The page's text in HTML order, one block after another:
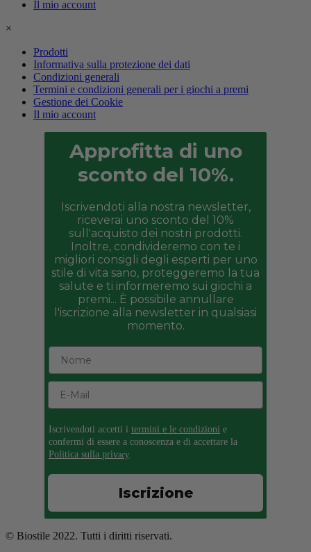
Il mio account
×
Prodotti
Informativa sulla protezione dei dati
Condizioni generali
Termini e condizioni generali per i giochi a premi
Gestione dei Cookie
Il mio account
Approfitta di uno
sconto del 10%.
Iscrivendoti alla nostra newsletter,
riceverai uno sconto del 10%
sull'acquisto dei nostri prodotti.
Inoltre, condivideremo con te i
migliori consigli degli esperti per uno
stile di vita sano, proteggeremo la tua
salute e ti informeremo sui giochi a
premi... È possibile annullare
l'iscrizione alla newsletter in qualsiasi
momento.
Iscrivendoti accetti i termini e le condizioni e
confermi di essere a conoscenza e di accettare la
Politica sulla privacy.
Iscrizione
© Biostile 2022. Tutti i diritti riservati.